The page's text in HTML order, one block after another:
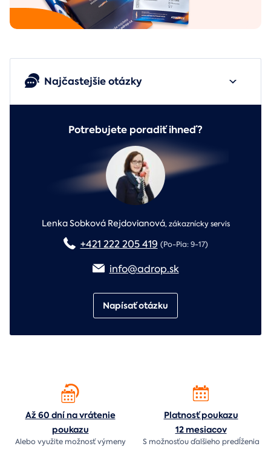
Najčastejšie otázky
Potrebujete poradiť ihneď?
Lenka Sobková Rejdovianová,zákaznícky servis
+421 222 205 419 (Po-Pia: 9-17)
info@adrop.sk
Napísať otázku
Až 60 dní na vrátenie
poukazu
Alebo využite možnosť výmeny
Platnosť poukazu
12 mesiacov
S možnosťou ďalšieho predĺženia